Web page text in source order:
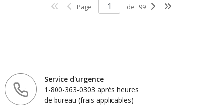
Page de 99
Service d'urgence
1-800-363-0303 après heures
de bureau (frais applicables)